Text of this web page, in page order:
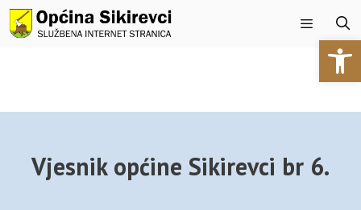
Preskoči
na
Izbornik
Vjesnik općine Sikirevci br 6.